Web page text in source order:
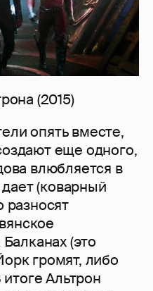
(2015)
опять вместе,
еще одного,
влюбляется в
(коварный
разносят
(это
громят, либо
Альтрон